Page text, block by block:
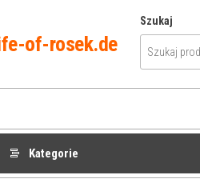
of-rosek.de
Szukaj
Kategorie